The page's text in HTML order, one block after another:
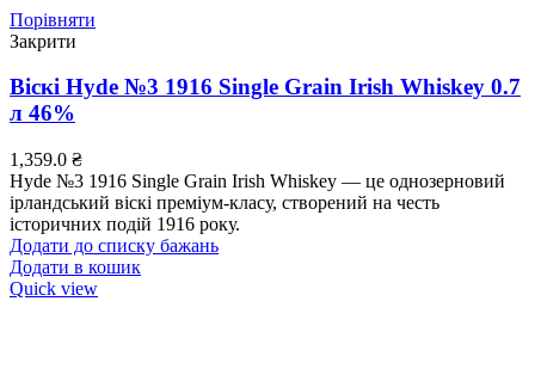
Порівняти
Закрити
Віскі Hyde №3 1916 Single Grain Irish Whiskey 0.7
л 46%
1,359.0 ₴
Hyde №3 1916 Single Grain Irish Whiskey — це однозерновий
ірландський віскі преміум-класу, створений на честь
історичних подій 1916 року.
Додати до списку бажань
Додати в кошик
Quick view